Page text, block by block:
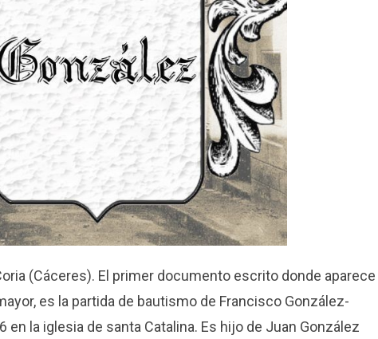
(Cáceres). El primer documento escrito donde aparece
es la partida de bautismo de Francisco González-
en la iglesia de santa Catalina. Es hijo de Juan González